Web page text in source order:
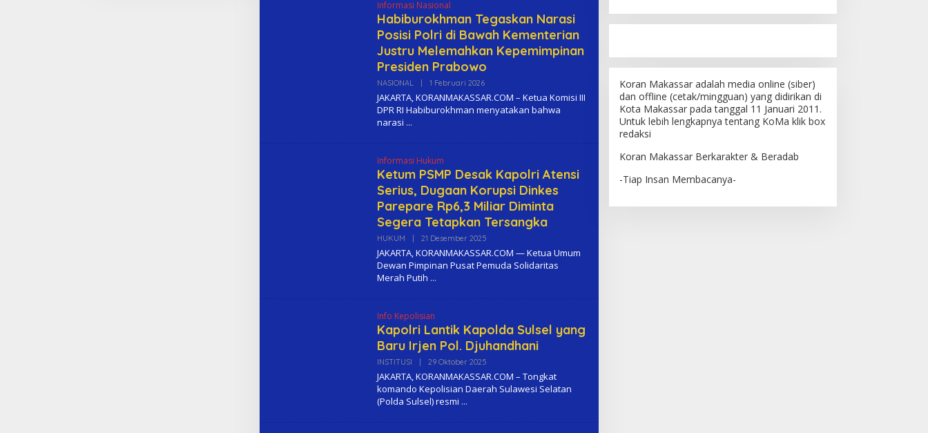
Informasi Nasional
Habiburokhman Tegaskan Narasi
Posisi Polri di Bawah Kementerian
Justru Melemahkan Kepemimpinan
Presiden Prabowo
NASIONAL 1 Februari 2026O
L
E
H
M
JAKARTA, KORANMAKASSAR.COM – Ketua Komisi III
DPR RI Habiburokhman menyatakan bahwa
narasi
Informasi Hukum
Ketum PSMP Desak Kapolri Atensi
Serius, Dugaan Korupsi Dinkes
Parepare Rp6,3 Miliar Diminta
Segera Tetapkan Tersangka
HUKUM 21 Desember 2025
L
E
H
M
JAKARTA, KORANMAKASSAR.COM — Ketua Umum
Dewan Pimpinan Pusat Pemuda Solidaritas
Merah Putih
Info Kepolisian
Kapolri Lantik Kapolda Sulsel yang
Baru Irjen Pol. Djuhandhani
INSTITUSI 29 Oktober 2025
L
E
H
M
JAKARTA, KORANMAKASSAR.COM – Tongkat
komando Kepolisian Daerah Sulawesi Selatan
(Polda Sulsel) resmi
Koran Makassar adalah media online (siber)
dan offline (cetak/mingguan) yang didirikan di
Kota Makassar pada tanggal 11 Januari 2011.
Untuk lebih lengkapnya tentang KoMa klik box
redaksi
Koran Makassar Berkarakter & Beradab
-Tiap Insan Membacanya-